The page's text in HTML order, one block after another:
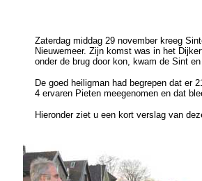
Zaterdag middag 29 november kreeg
Nieuwemeer. Zijn komst was in het
onder de brug door kon, kwam de Sint
De goed heiligman had begrepen dat er
4 ervaren Pieten meegenomen en dat
Hieronder ziet u een kort verslag van